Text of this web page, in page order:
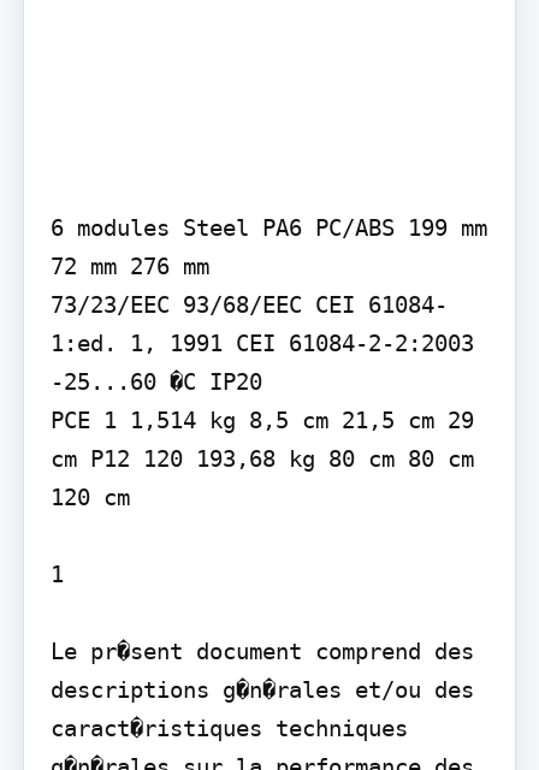
6 modules Steel PA6 PC/ABS 199 mm
72 mm 276 mm
73/23/EEC 93/68/EEC CEI 61084-
1:ed. 1, 1991 CEI 61084-2-2:2003
-25...60 �C IP20
PCE 1 1,514 kg 8,5 cm 21,5 cm 29
cm P12 120 193,68 kg 80 cm 80 cm
120 cm
1
Le pr�sent document comprend des
descriptions g�n�rales et/ou des
caract�ristiques techniques